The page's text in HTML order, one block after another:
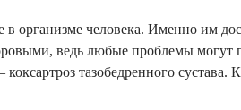
организме человека. Именно им
ведь любые проблемы
тазобедренного